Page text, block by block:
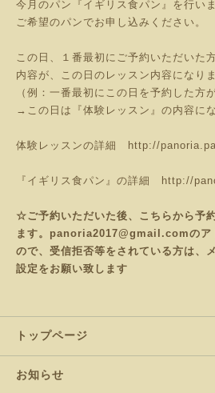
今月のパン『イギリス食パン』を行いま
ご希望のパンでお申し込みください。
この日、１番最初にご予約いただいた
内容が、この日のレッスン内容になりま
（例：一番最初にこの日を予約した方
→この日は『体験レッスン』の内容にな
体験レッスンの詳細 http://
『イギリス食パン』の詳細 http://
☆ご予約いただいた後、こちらから予
ます。panoria2017@gmail.comのア
ので、受信拒否等をされている方は、
設定をお願い致します
トップページ
お知らせ